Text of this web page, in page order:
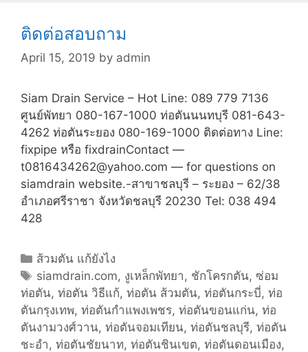
ติดต่อสอบถาม
April 15, 2019 by admin
Siam Drain Service – Hot Line: 089 779 7136
ศูนย์พัทยา 080-167-1000 ท่อตันนนทบุรี 081-643-
4262 ท่อตันระยอง 080-169-1000 ติดต่อทาง Line:
fixpipe หรือ fixdrainContact —
t0816434262@yahoo.com — for questions on
siamdrain website.-สาขาชลบุรี – ระยอง – 62/38
อำเภอศรีราชา จังหวัดชลบุรี 20230 Tel: 038 494
428
C
a
t
e
g
o
ส้วมตัน แก้ยังไง
T
a
g
s
siamdrain.com, งูเหล็กพัทยา, ชักโครกตัน,ซ่อม
ท่อตัน, ท่อตัน วิธีแก้, ท่อตัน ส้วมตัน, ท่อตันกระบี่, ท่อ
ตันกรุงเทพ, ท่อตันกำแพงเพชร, ท่อตันขอนแก่น, ท่อ
ตันงามวงศ์วาน, ท่อตันจอมเทียน, ท่อตันชลบุรี, ท่อตัน
ชะอำ, ท่อตันชัยนาท, ท่อตันชินเขต, ท่อตันดอนเมือง,